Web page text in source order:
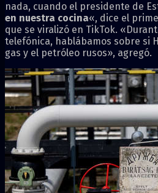
nada, cuando el presidente de
en nuestra cocina«, dice el
que se viralizó en TikTok.
telefónica, hablábamos sobre si
gas y el petróleo rusos», agregó.